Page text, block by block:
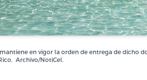
en vigor la orden de entrega de dicho
Archivo/NotiCel.